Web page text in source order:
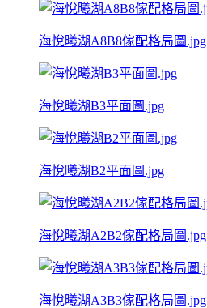
海悅曦湖A8B8傢配格局圖.jpg
海悅曦湖B3平面圖.jpg
海悅曦湖B2平面圖.jpg
海悅曦湖A2B2傢配格局圖.jpg
海悅曦湖A3B3傢配格局圖.jpg